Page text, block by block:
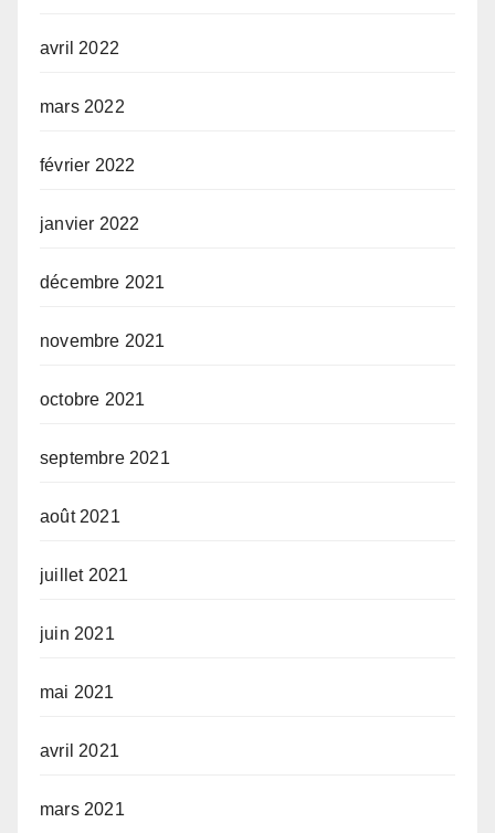
avril 2022
mars 2022
février 2022
janvier 2022
décembre 2021
novembre 2021
octobre 2021
septembre 2021
août 2021
juillet 2021
juin 2021
mai 2021
avril 2021
mars 2021